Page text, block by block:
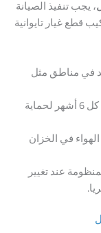
، يجب تنفيذ الصيانة
قطع غيار تايوانية
(تزيد في مناطق مثل
يتم بانتظام كل 6 أشهر لحماية
في الخزان
عند تغيير